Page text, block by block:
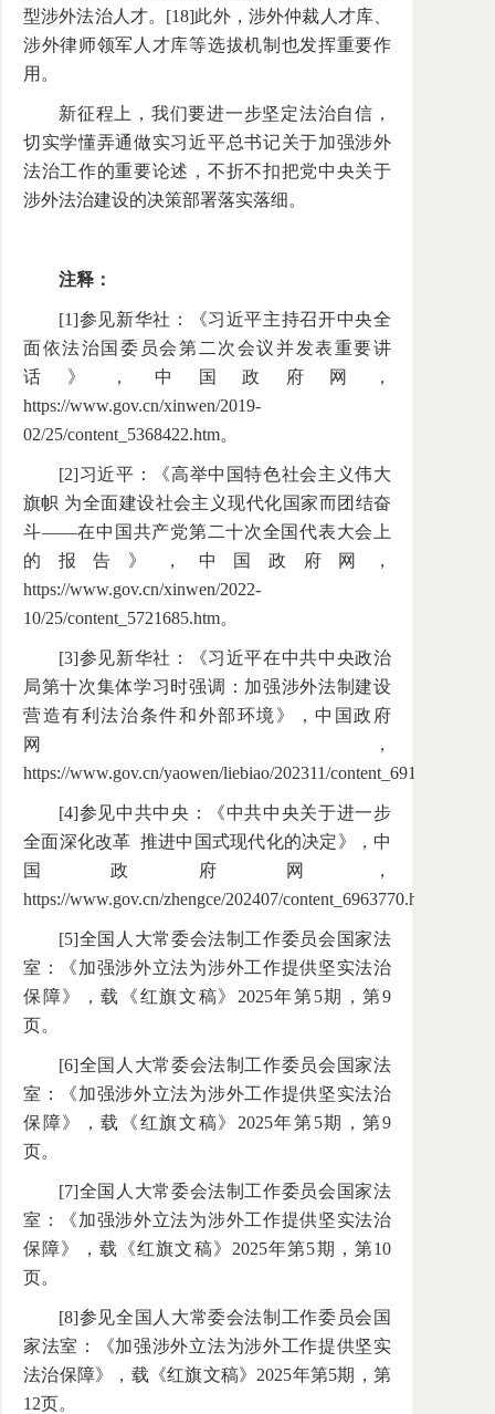
型涉外法治人才。[18]此外，涉外仲裁人才库、
涉外律师领军人才库等选拔机制也发挥重要作
用。
新征程上，我们要进一步坚定法治自信，
切实学懂弄通做实习近平总书记关于加强涉外
法治工作的重要论述，不折不扣把党中央关于
涉外法治建设的决策部署落实落细。
注释：
[1]参见新华社：《习近平主持召开中央全
面依法治国委员会第二次会议并发表重要讲
话》，中国政府网，
https://www.gov.cn/xinwen/2019-
02/25/content_5368422.htm。
[2]习近平：《高举中国特色社会主义伟大
旗帜 为全面建设社会主义现代化国家而团结奋
斗——在中国共产党第二十次全国代表大会上
的报告》，中国政府网，
https://www.gov.cn/xinwen/2022-
10/25/content_5721685.htm。
[3]参见新华社：《习近平在中共中央政治
局第十次集体学习时强调：加强涉外法制建设
营造有利法治条件和外部环境》，中国政府
网，
https://www.gov.cn/yaowen/liebiao/202311/content_6917473.htm
[4]参见中共中央：《中共中央关于进一步
全面深化改革 推进中国式现代化的决定》，中
国政府网，
https://www.gov.cn/zhengce/202407/content_6963770.htm。
[5]全国人大常委会法制工作委员会国家法
室：《加强涉外立法为涉外工作提供坚实法治
保障》，载《红旗文稿》2025年第5期，第9
页。
[6]全国人大常委会法制工作委员会国家法
室：《加强涉外立法为涉外工作提供坚实法治
保障》，载《红旗文稿》2025年第5期，第9
页。
[7]全国人大常委会法制工作委员会国家法
室：《加强涉外立法为涉外工作提供坚实法治
保障》，载《红旗文稿》2025年第5期，第10
页。
[8]参见全国人大常委会法制工作委员会国
家法室：《加强涉外立法为涉外工作提供坚实
法治保障》，载《红旗文稿》2025年第5期，第
12页。